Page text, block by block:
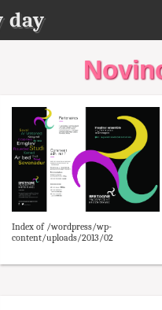
day
Index of /wordpress/wp-
content/uploads/2013/02